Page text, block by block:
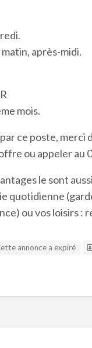
après-midi.
mois.
ce poste,
ou appeler au
le sont
quotidienne
ou vos loisirs
annonce a expiré